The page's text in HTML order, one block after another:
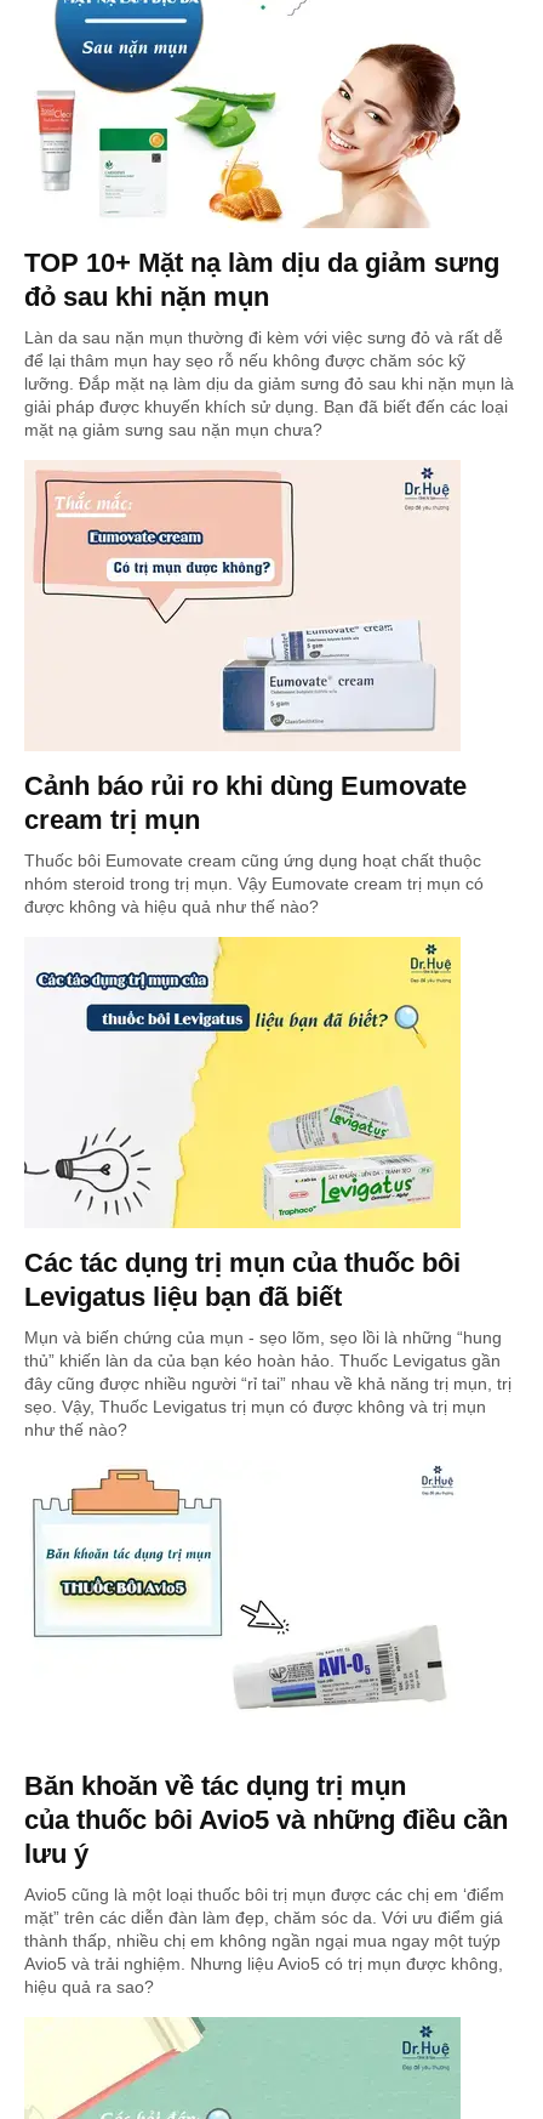
TOP 10+ Mặt nạ làm dịu da giảm sưng
đỏ sau khi nặn mụn
Làn da sau nặn mụn thường đi kèm với việc sưng đỏ và rất dễ
để lại thâm mụn hay sẹo rỗ nếu không được chăm sóc kỹ
lưỡng. Đắp mặt nạ làm dịu da giảm sưng đỏ sau khi nặn mụn là
giải pháp được khuyến khích sử dụng. Bạn đã biết đến các loại
mặt nạ giảm sưng sau nặn mụn chưa?
Cảnh báo rủi ro khi dùng Eumovate
cream trị mụn
Thuốc bôi Eumovate cream cũng ứng dụng hoạt chất thuộc
nhóm steroid trong trị mụn. Vậy Eumovate cream trị mụn có
được không và hiệu quả như thế nào?
Các tác dụng trị mụn của thuốc bôi
Levigatus liệu bạn đã biết
Mụn và biến chứng của mụn - sẹo lõm, sẹo lồi là những “hung
thủ” khiến làn da của bạn kéo hoàn hảo. Thuốc Levigatus gần
đây cũng được nhiều người “rỉ tai” nhau về khả năng trị mụn, trị
sẹo. Vậy, Thuốc Levigatus trị mụn có được không và trị mụn
như thế nào?
Băn khoăn về tác dụng trị mụn
của thuốc bôi Avio5 và những điều cần
lưu ý
Avio5 cũng là một loại thuốc bôi trị mụn được các chị em ‘điểm
mặt” trên các diễn đàn làm đẹp, chăm sóc da. Với ưu điểm giá
thành thấp, nhiều chị em không ngần ngại mua ngay một tuýp
Avio5 và trải nghiệm. Nhưng liệu Avio5 có trị mụn được không,
hiệu quả ra sao?